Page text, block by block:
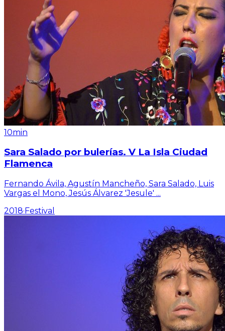
10min
Sara Salado por bulerías. V La Isla Ciudad
Flamenca
Fernando Ávila, Agustín Mancheño, Sara Salado, Luis
Vargas el Mono, Jesús Álvarez 'Jesule' ...
2018·Festival